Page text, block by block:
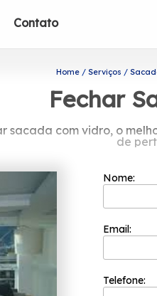
Contato
Home Serviços
Fechar
sacada com vidro, o
de
qualificada para atendê-
Nome:
Email:
Telefone: